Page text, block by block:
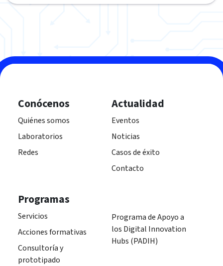
Conócenos
Quiénes somos
Laboratorios
Redes
Actualidad
Eventos
Noticias
Casos de éxito
Contacto
Programas
Servicios
Acciones formativas
Consultoría y
prototipado
Programa de Apoyo a
los Digital Innovation
Hubs (PADIH)